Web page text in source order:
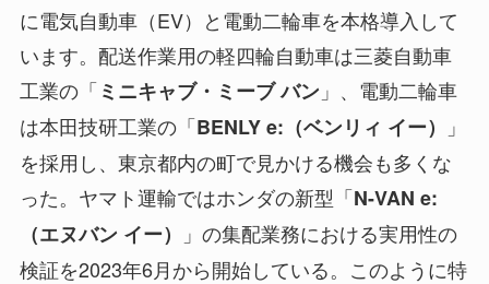
に電気自動車（EV）と電動二輪車を本格導入して
います。配送作業用の軽四輪自動車は三菱自動車
工業の「ミニキャブ・ミーブ バン」、電動二輪車
は本田技研工業の「BENLY e:（ベンリィ イー）
」
を採用し、東京都内の町で見かける機会も多くな
った。ヤマト運輸ではホンダの新型「N-VAN e:
（エヌバン イー）
」の集配業務における実用性の
検証を2023年6月から開始している。このように特